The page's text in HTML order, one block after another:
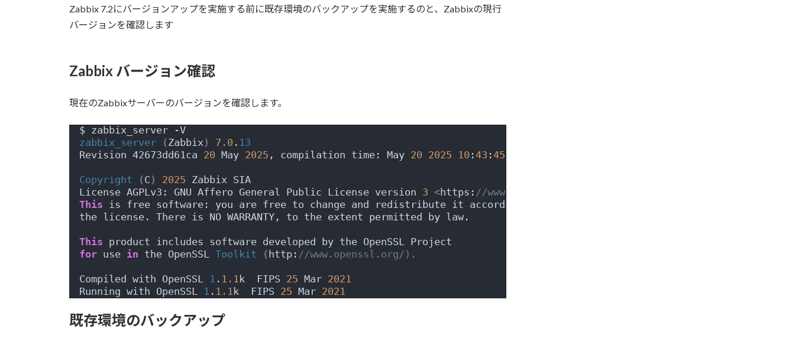
Zabbix 7.2にバージョンアップを実施する前に既存環境のバックアップを実施するのと、Zabbixの現行
バージョンを確認します
Zabbix バージョン確認
現在のZabbixサーバーのバージョンを確認します。
$ zabbix_server -V
zabbix_server
(Zabbix ) 7.0 . 13
Revision 42673dd61ca 20 May 2025 , compilation time: May 20 2025 10 :43 :45
Copyright (C ) 2025 Zabbix SIA
License AGPLv3: GNU Affero General Public License version 3 <https: //www.gnu.org/licenses/>.
This is free software: you are free to change and redistribute it according to
the license. There is NO WARRANTY, to the extent permitted by law.
This product includes software developed by the OpenSSL Project
for use in the OpenSSL Toolkit (http: //www.openssl.org/).
Compiled with OpenSSL 1 . 1.1 k  FIPS 25 Mar 2021
Running with OpenSSL 1 . 1.1 k  FIPS 25 Mar 2021
既存環境のバックアップ